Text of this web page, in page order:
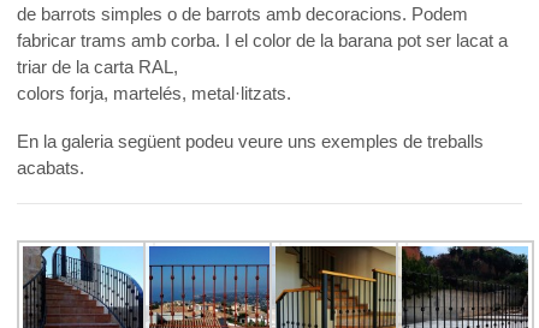
de barrots simples o de barrots amb decoracions. Podem
fabricar trams amb corba. I el color de la barana pot ser lacat a
triar de la carta RAL,
colors forja, martelés, metal·litzats.
En la galeria següent podeu veure uns exemples de treballs
acabats.